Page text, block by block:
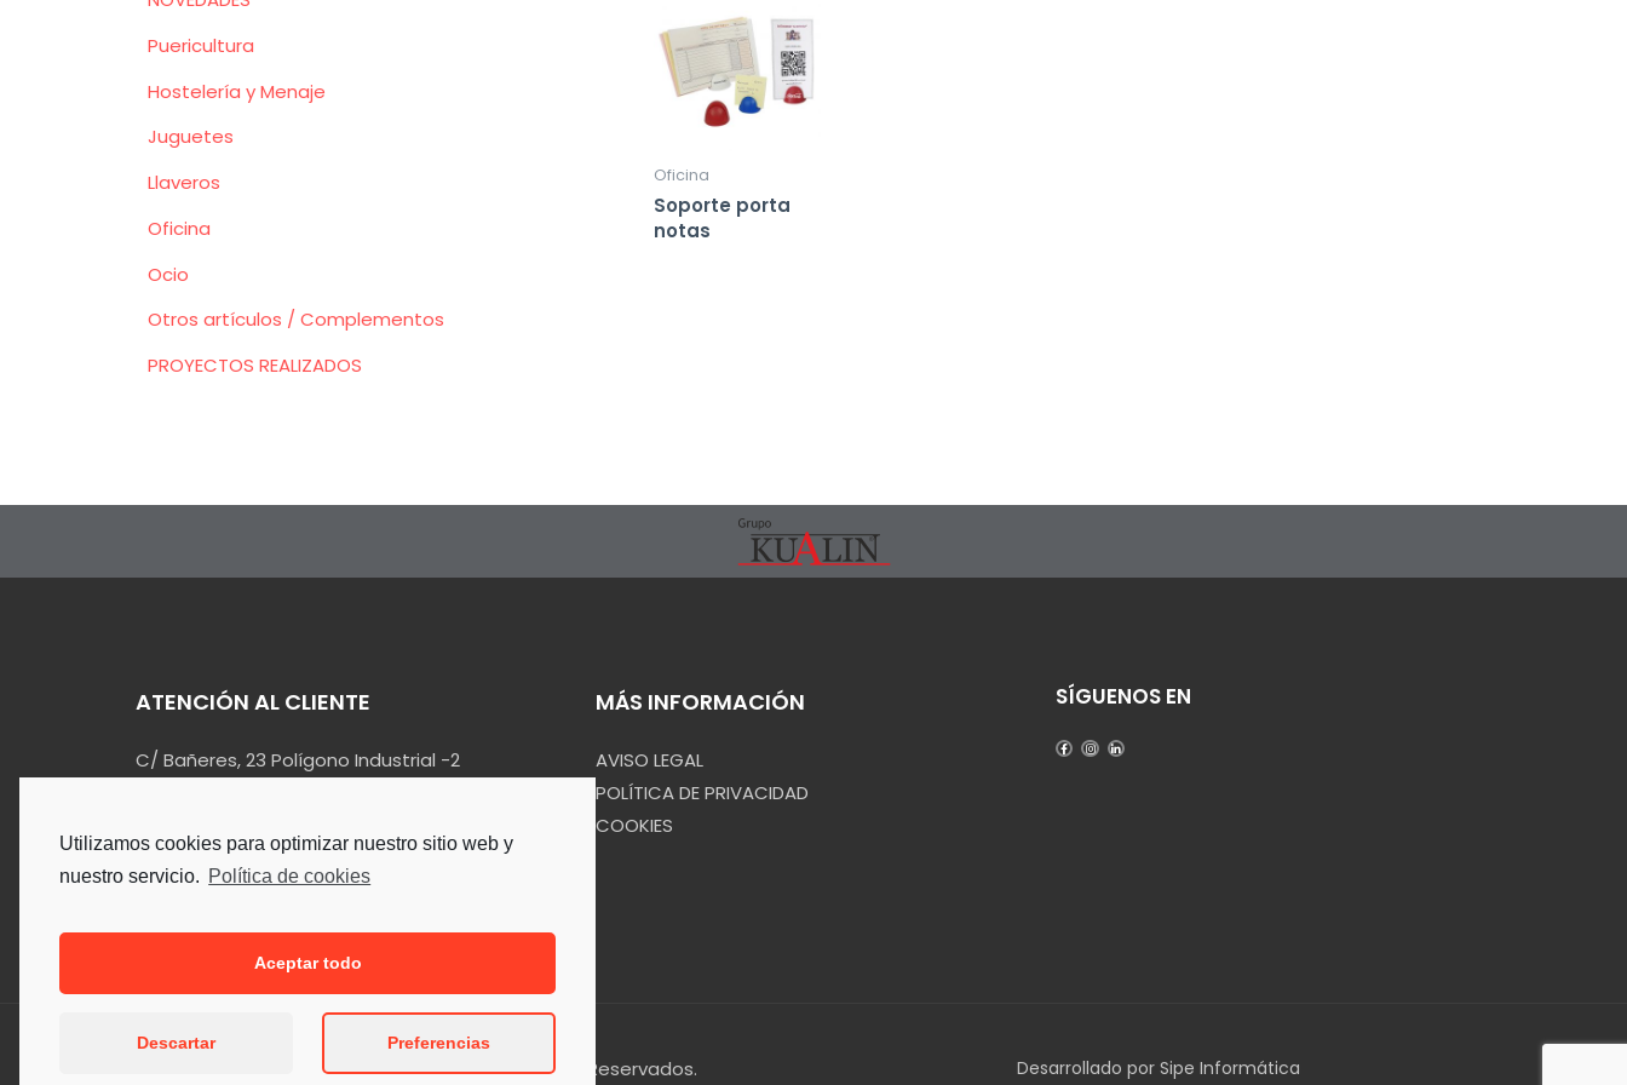
Utilizamos cookies para optimizar nuestro sitio web y
nuestro servicio. Política de cookies
Aceptar todo
Descartar Preferencias
Puericultura
Hostelería y Menaje
Juguetes
Llaveros
Oficina
Ocio
Otros artículos / Complementos
PROYECTOS REALIZADOS
Oficina
Soporte porta
notas
ATENCIÓN AL CLIENTE
C/ Bañeres, 23 Polígono Industrial -2
965 55 34 90
MÁS INFORMACIÓN
AVISO LEGAL
POLÍTICA DE PRIVACIDAD
COOKIES
SÍGUENOS EN
Copyright © 2026. Todos los Derechos Reservados. Desarrollado por Sipe Informática